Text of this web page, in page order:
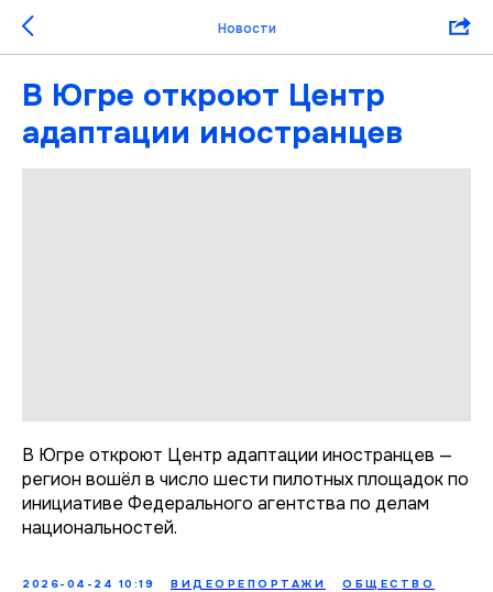
Новости
В Югре откроют Центр
адаптации иностранцев
В Югре откроют Центр адаптации иностранцев —
регион вошёл в число шести пилотных площадок по
инициативе Федерального агентства по делам
национальностей.
2026-04-24 10:19 ВИДЕОРЕПОРТАЖИ ОБЩЕСТВО